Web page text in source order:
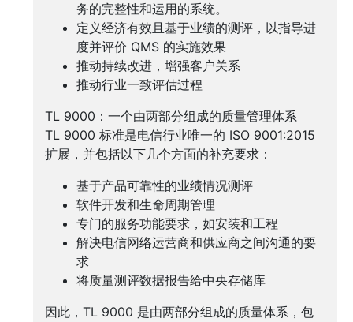
Individual
9000
Experts
务的完整性和运用的系统。
定义经济有效且基于业绩的测评，以指导进
度并评价 QMS 的实施效果
推动持续改进，增强客户关系
推动行业一致评估过程
TL 9000：一个由两部分组成的质量管理体系
TL 9000 标准是电信行业唯一的 ISO 9001:2015
扩展，并包括以下几个方面的补充要求：
基于产品可靠性的业绩情况测评
软件开发和生命周期管理
专门的服务功能要求，如安装和工程
解决电信网络运营商和供应商之间沟通的要
求
将质量测评数据报告给中央存储库
因此，TL 9000 是由两部分组成的质量体系，包